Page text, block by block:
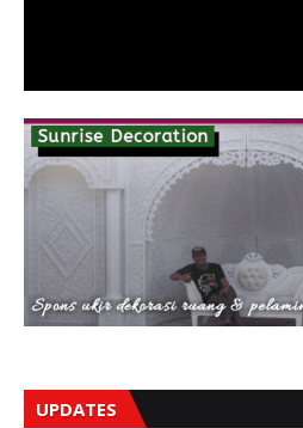
UPDATES